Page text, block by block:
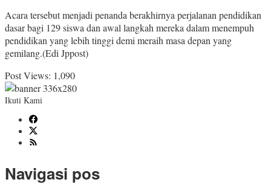
Acara tersebut menjadi penanda berakhirnya perjalanan pendidikan
dasar bagi 129 siswa dan awal langkah mereka dalam menempuh
pendidikan yang lebih tinggi demi meraih masa depan yang
gemilang.(Edi Jppost)
Post Views: 1,090
Ikuti Kami
Navigasi pos